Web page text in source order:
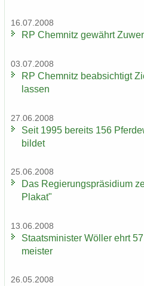
16.07.2008
RP Chem­nitz ge­währt
03.07.2008
RP Chem­nitz be­ab­sich­tigt
las­sen
27.06.2008
Seit 1995 be­reits 156
bil­det
25.06.2008
Das Re­gie­rungs­prä­si­di­um
Pla­kat"
13.06.2008
Staats­mi­nis­ter Wöl­ler ehrt
meis­ter
26.05.2008